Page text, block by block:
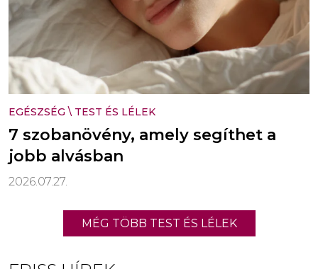
EGÉSZSÉG \ TEST ÉS LÉLEK
7 szobanövény, amely segíthet a
jobb alvásban
2026.07.27.
MÉG TÖBB TEST ÉS LÉLEK